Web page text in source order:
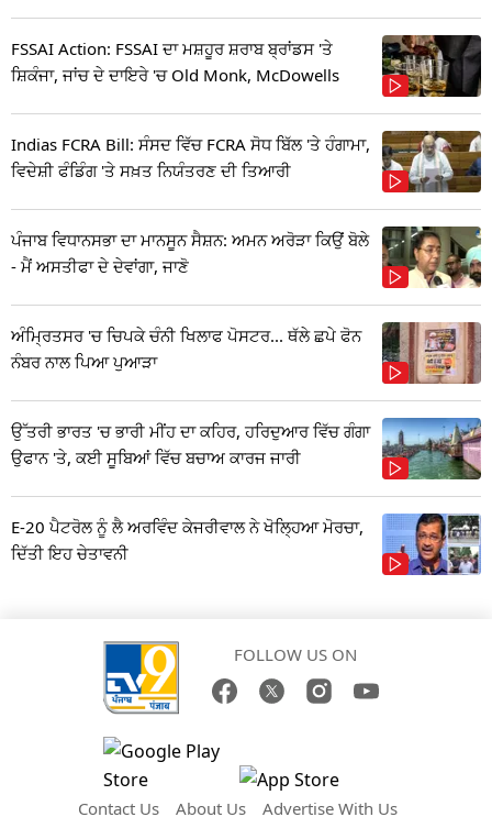
FSSAI Action: FSSAI ਦਾ ਮਸ਼ਹੂਰ ਸ਼ਰਾਬ ਬ੍ਰਾਂਡਸ 'ਤੇ
ਸ਼ਿਕੰਜਾ, ਜਾਂਚ ਦੇ ਦਾਇਰੇ 'ਚ Old Monk, McDowells
Indias FCRA Bill: ਸੰਸਦ ਵਿੱਚ FCRA ਸੋਧ ਬਿੱਲ 'ਤੇ ਹੰਗਾਮਾ,
ਵਿਦੇਸ਼ੀ ਫੰਡਿੰਗ 'ਤੇ ਸਖ਼ਤ ਨਿਯੰਤਰਣ ਦੀ ਤਿਆਰੀ
ਪੰਜਾਬ ਵਿਧਾਨਸਭਾ ਦਾ ਮਾਨਸੂਨ ਸੈਸ਼ਨ: ਅਮਨ ਅਰੋੜਾ ਕਿਉਂ ਬੋਲੇ
- ਮੈਂ ਅਸਤੀਫਾ ਦੇ ਦੇਵਾਂਗਾ, ਜਾਣੋ
ਅੰਮ੍ਰਿਤਸਰ 'ਚ ਚਿਪਕੇ ਚੰਨੀ ਖਿਲਾਫ ਪੋਸਟਰ... ਥੱਲੇ ਛਪੇ ਫੋਨ
ਨੰਬਰ ਨਾਲ ਪਿਆ ਪੁਆੜਾ
ਉੱਤਰੀ ਭਾਰਤ 'ਚ ਭਾਰੀ ਮੀਂਹ ਦਾ ਕਹਿਰ, ਹਰਿਦੁਆਰ ਵਿੱਚ ਗੰਗਾ
ਉਫਾਨ 'ਤੇ, ਕਈ ਸੂਬਿਆਂ ਵਿੱਚ ਬਚਾਅ ਕਾਰਜ ਜਾਰੀ
E-20 ਪੈਟਰੋਲ ਨੂੰ ਲੈ ਅਰਵਿੰਦ ਕੇਜਰੀਵਾਲ ਨੇ ਖੋਲ੍ਹਿਆ ਮੋਰਚਾ,
ਦਿੱਤੀ ਇਹ ਚੇਤਾਵਨੀ
FOLLOW US ON
Contact Us About Us Advertise With Us